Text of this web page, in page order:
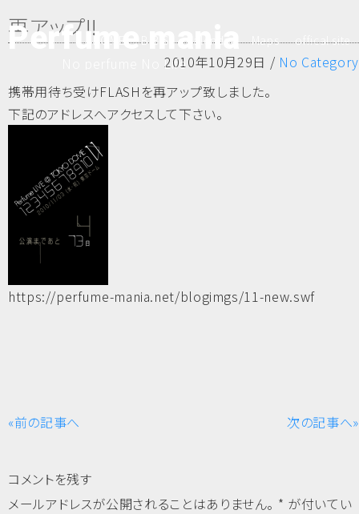
Perfume mania
No perfume No Life
HOME B.B.S Calender Maps offical site
再アップ!!
2010年10月29日 / No Category
携帯用待ち受けFLASHを再アップ致しました。
下記のアドレスへアクセスして下さい。
https://perfume-mania.net/blogimgs/11-new.swf
«前の記事へ 次の記事へ»
コメントを残す
メールアドレスが公開されることはありません。 * が付いてい